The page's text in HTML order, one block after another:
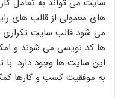
سایت می تواند به تعامل
های معمولی از قالب های
می شود قالب سایت تکراری
ها کد نویسی می شوند و
این سایت ها وجود دارد.
به موفقیت کسب و کارها